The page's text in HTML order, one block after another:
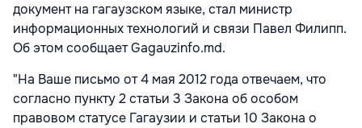
документ на гагаузском языке, стал министр
информационных технологий и связи Павел Филипп.
Об этом сообщает Gagauzinfo.md.
"На Ваше письмо от 4 мая 2012 года отвечаем, что
согласно пункту 2 статьи 3 Закона об особом
правовом статусе Гагаузии и статьи 10 Закона о